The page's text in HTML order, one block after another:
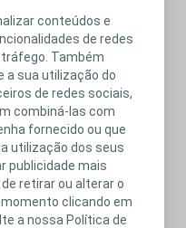
conteúdos e
de redes
Também
a sua utilização do
de redes sociais,
combiná-las com
fornecido ou que
utilização dos seus
publicidade mais
retirar ou alterar o
clicando em
a nossa Política de
prolapso dos órgãos
do seu próprio tecido, ou
pélvico. Os enxertos
que irá apoiar os órgãos
o reforço da reparação do
Dermis e Suspend ® Fascia
e Exair ®
. As redes sintéticas